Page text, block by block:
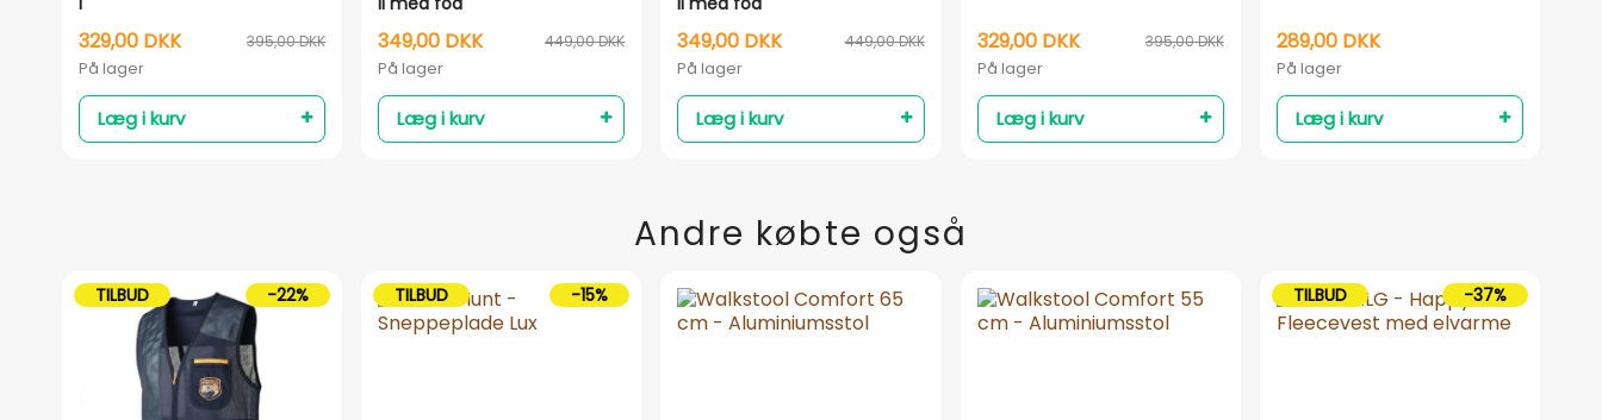
395,00 DKK
329,00 DKK
På lager
Læg i kurv
449,00 DKK
349,00 DKK
På lager
Læg i kurv
449,00 DKK
349,00 DKK
På lager
Læg i kurv
395,00 DKK
329,00 DKK
På lager
Læg i kurv
289,00 DKK
På lager
Læg i kurv
Andre købte også
TILBUD -22% TILBUD -15% TILBUD -37%